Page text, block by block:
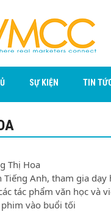
SỰ KIỆN TIN
Thị Hoa
Tiếng Anh, tham gia
tác phẩm văn học và
vào buổi tối